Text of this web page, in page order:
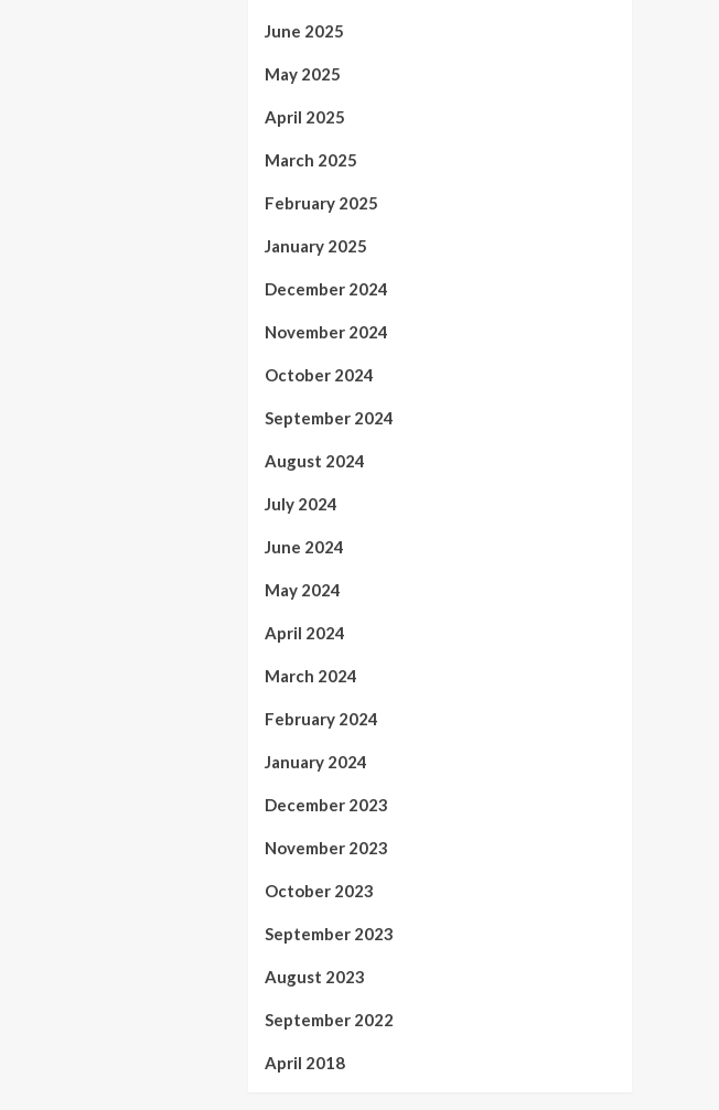
June 2025
May 2025
April 2025
March 2025
February 2025
January 2025
December 2024
November 2024
October 2024
September 2024
August 2024
July 2024
June 2024
May 2024
April 2024
March 2024
February 2024
January 2024
December 2023
November 2023
October 2023
September 2023
August 2023
September 2022
April 2018